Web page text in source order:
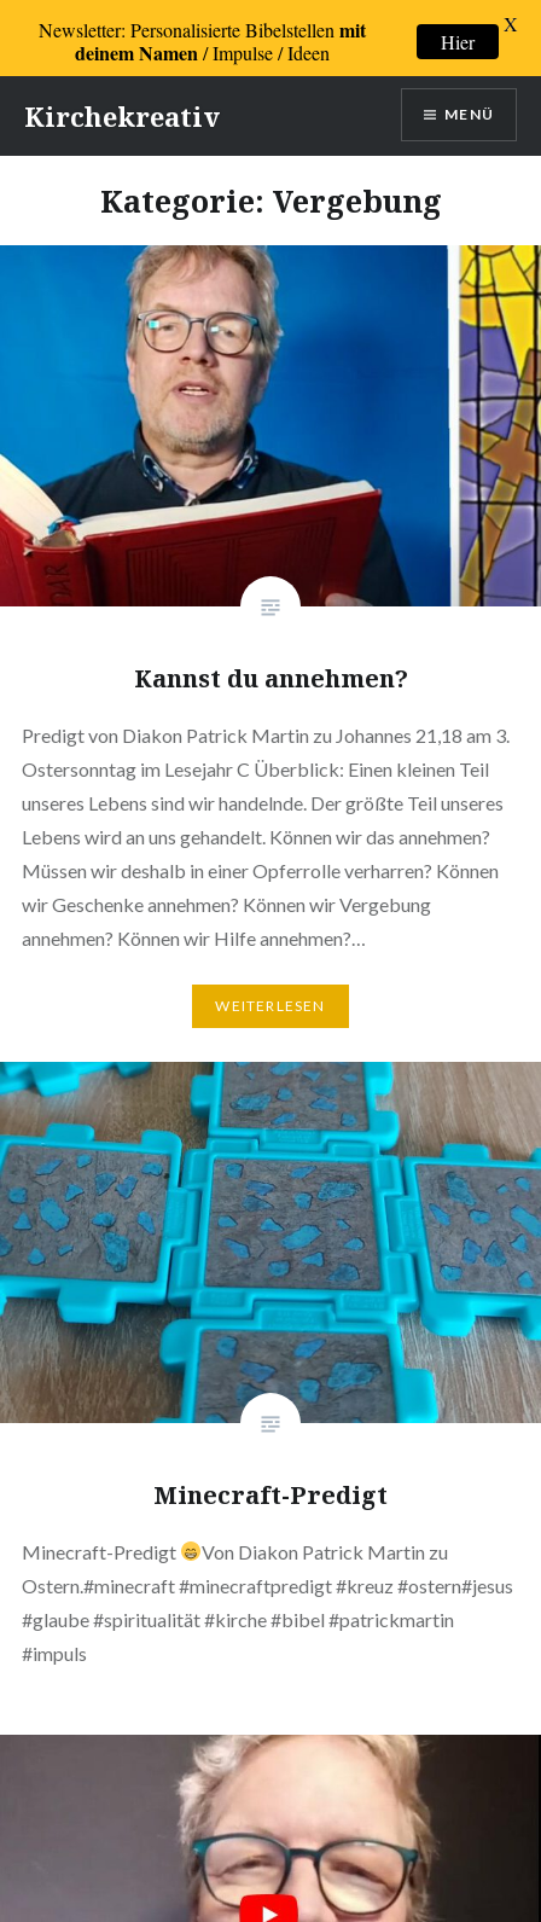
zum
Inhalt
Kirchekreativ MENÜ
Kategorie: Vergebung
Kannst du annehmen?
Predigt von Diakon Patrick Martin zu Johannes 21,18 am 3.
Ostersonntag im Lesejahr C Überblick: Einen kleinen Teil
unseres Lebens sind wir handelnde. Der größte Teil unseres
Lebens wird an uns gehandelt. Können wir das annehmen?
Müssen wir deshalb in einer Opferrolle verharren? Können
wir Geschenke annehmen? Können wir Vergebung
annehmen? Können wir Hilfe annehmen?…
WEITERLESEN
Minecraft-Predigt
Minecraft-Predigt
Von Diakon Patrick Martin zu
Ostern.#minecraft #minecraftpredigt #kreuz #ostern#jesus
#glaube #spiritualität #kirche #bibel #patrickmartin
#impuls
Newsletter: Personalisierte Bibelstellen mit
deinem Namen/ Impulse / Ideen Hier
X